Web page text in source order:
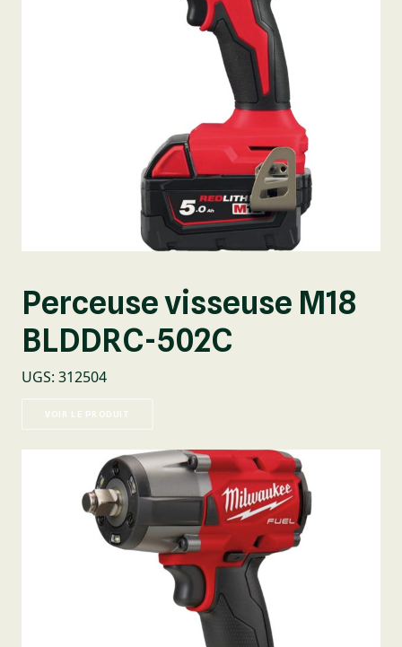
Perceuse visseuse M18
BLDDRC-502C
UGS: 312504
VOIR LE PRODUIT